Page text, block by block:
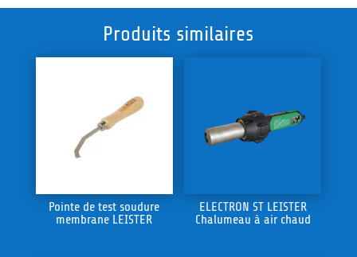
Produits similaires
Pointe de test soudure
membrane LEISTER
ELECTRON ST LEISTER
Chalumeau à air chaud